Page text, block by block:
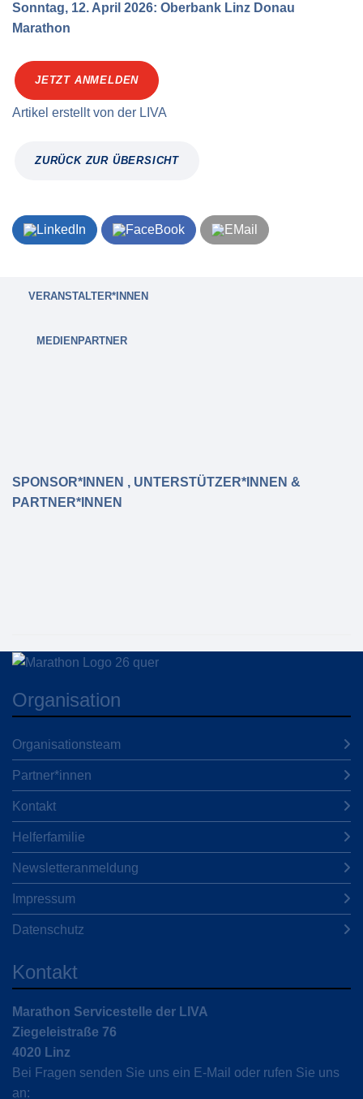
Sonntag, 12. April 2026: Oberbank Linz Donau
Marathon
JETZT ANMELDEN
Artikel erstellt von der LIVA
ZURÜCK ZUR ÜBERSICHT
VERANSTALTER*INNEN
MEDIENPARTNER
SPONSOR*INNEN , UNTERSTÜTZER*INNEN &
PARTNER*INNEN
Organisation
Organisationsteam
Partner*innen
Kontakt
Helferfamilie
Newsletteranmeldung
Impressum
Datenschutz
Kontakt
Marathon Servicestelle der LIVA
Ziegeleistraße 76
4020 Linz
Bei Fragen senden Sie uns ein E-Mail oder rufen Sie uns
an: